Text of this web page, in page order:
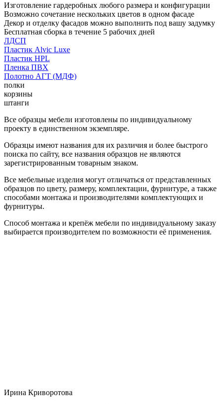
Изготовление гардеробных любого размера и конфигурации
Возможно сочетание нескольких цветов в одном фасаде
Декор и отделку фасадов можно выполнить под вашу задумку
Бесплатная сборка в течение 5 рабочих дней
ЛДСП
Пластик Alvic Luxe
Пластик HPL
Пленка ПВХ
Полотно АГТ (МДФ)
полки
корзины
штанги
Все образцы мебели изготовлены по индивидуальному
проекту в единственном экземпляре.
Образцы имеют названия для их различия и более быстрого
поиска по сайту, все названия образцов не являются
зарегистрированным товарным знаком.
Все мебельные изделия могут отличаться от представленных
образцов по цвету, размеру, комплектации, фурнитуре, а также
способами монтажа и производителями комплектующих и
фурнитуры.
Способ монтажа и крепёж мебели по индивидуальному заказу
выбирается производителем по возможности её применения.
Ирина Криворотова